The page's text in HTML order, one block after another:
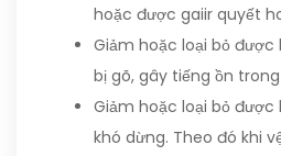
hoặc được gaiir quyết
Giảm hoặc loại bỏ
bị gõ, gây tiếng ồn
Giảm hoặc loại bỏ
khó dừng. Theo đó khi